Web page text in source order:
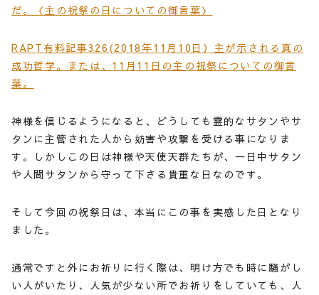
だ。〈主の祝祭の日についての御言葉〉
RAPT有料記事326(2018年11月10日）主が示される真の
成功哲学。または、11月11日の主の祝祭についての御言
葉。
神様を信じるようになると、どうしても霊的なサタンやサ
タンに主管された人から妨害や攻撃を受ける事になりま
す。しかしこの日は神様や天使天群たちが、一日中サタン
や人間サタンから守って下さる貴重な日なのです。
そして今回の祝祭日は、本当にこの事を実感した日となり
ました。
通常ですと外にお祈りに行く際は、明け方でも時に騒がし
い人がいたり、人気が少ない所でお祈りをしていても、人